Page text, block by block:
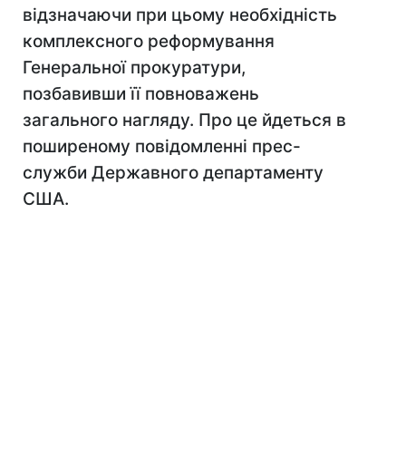
відзначаючи при цьому необхідність
комплексного реформування
Генеральної прокуратури,
позбавивши її повноважень
загального нагляду. Про це йдеться в
поширеному повідомленні прес-
служби Державного департаменту
США.